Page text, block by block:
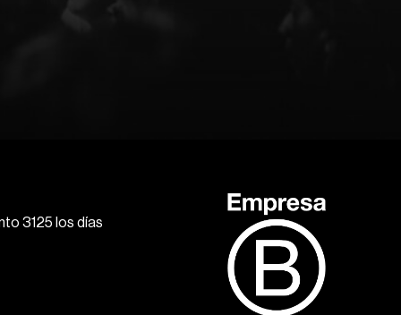
3125 los días